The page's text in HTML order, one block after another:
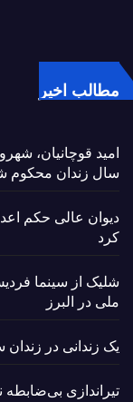
مطالب اخیر
سال زندان محکوم
دیوان عالی حکم
کرد
شلیک از سینما
ملی در البرز
یک زندانی در
تیراندازی